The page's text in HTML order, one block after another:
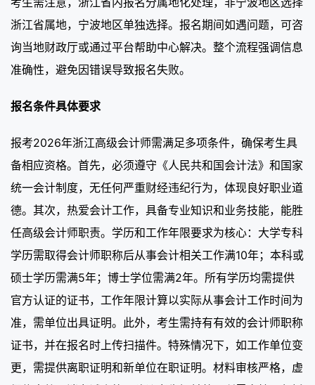
浙江省属地，宁波地区单独选择。报名期间如遇问题，可咨
询当地财政厅或通过平台帮助中心解决。整个流程强调信息
准确性，避免因错误导致报名失败。
报名条件具体要求
报考2026年浙江高级会计师需满足多项条件，确保考生具
备相应资格。首先，必须遵守《人民共和国会计法》和国家
统一会计制度，无任何严重财经违纪行为，体现良好职业道
德。其次，热爱会计工作，具备专业知识和业务技能，能胜
任高级会计师职责。学历和工作年限要求为核心：大学专科
学历需取得会计师职称后从事会计相关工作满10年；本科或
硕士学历需满5年；博士学位需满2年。所有学历均需提供
官方认证的证书，工作年限计算以实际从事会计工作时间为
准，需单位出具证明。此外，考生需持有有效的会计师职称
证书，并在报名时上传扫描件。特殊情况下，如工作单位变
更，需提供离职证明和新单位在职证明。材料审核严格，虚